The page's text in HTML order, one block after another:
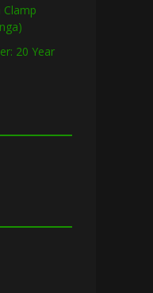
Clamp
20 Year